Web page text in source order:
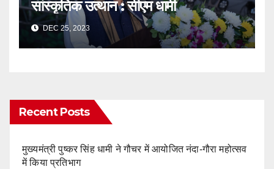
सांस्कृतिक उत्थान : सीएम धामी
DEC 25, 2023
Recent Posts
मुख्यमंत्री पुष्कर सिंह धामी ने गौचर में आयोजित नंदा-गौरा महोत्सव
में किया प्रतिभाग